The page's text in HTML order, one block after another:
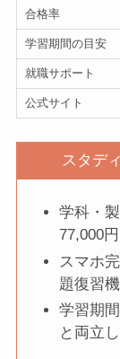
合格率
学習期間の目安
就職サポート
公式サイト
スタデ
学科・
77,000
スマホ
題復習
学習期
と両立